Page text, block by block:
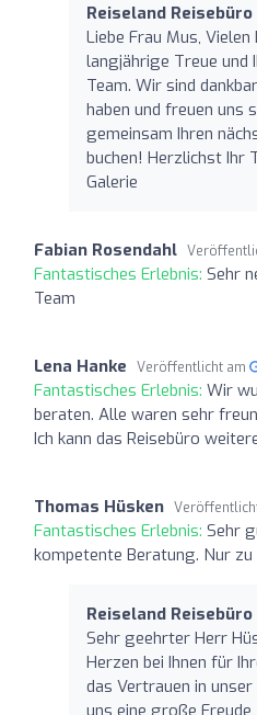
Reiseland
Liebe Frau Mus,
langjährige Treue und
Team. Wir sind
haben und freuen uns
gemeinsam Ihren
buchen! Herzlichst Ihr
Galerie
Fabian Rosendahl
Fantastisches Erlebnis: Sehr
Team
Lena Hanke Veröffentlicht am
Fantastisches Erlebnis: Wir
beraten. Alle waren sehr
Ich kann das Reisebüro
Thomas Hüsken
Fantastisches Erlebnis: Sehr
kompetente Beratung. Nur
Reiseland
Sehr geehrter Herr
Herzen bei Ihnen für
das Vertrauen in
uns eine große